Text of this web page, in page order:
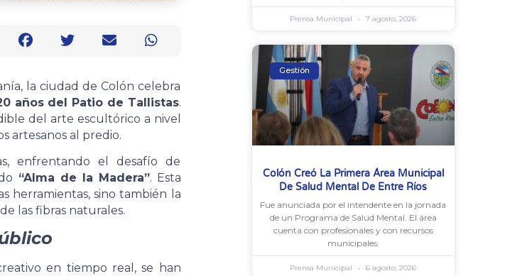
la ciudad de Colón celebra
años del Patio de Tallistas.
del arte escultórico a nivel
artesanos al predio.
enfrentando el desafío de
“Alma de la Madera”. Esta
herramientas, sino también la
las fibras naturales.
en tiempo real, se han
Prensa Municipal 7 agosto, 2026
Gestión
Colón Creó La Primera Área Municipal
De Salud Mental De Entre Ríos
Fue anunciada por el intendente en la jornada
de un Programa de Salud Mental. El área
cuenta con profesionales y con recursos
municipales.
Prensa Municipal 6 agosto, 2026